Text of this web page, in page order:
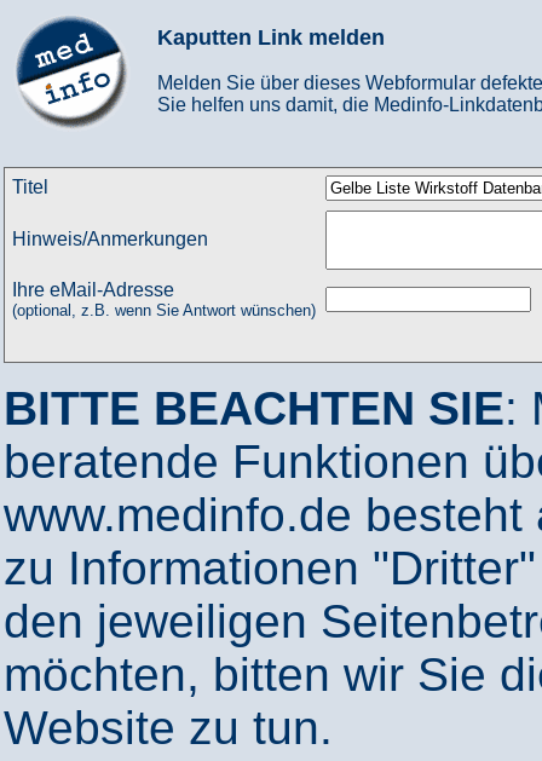
Kaputten Link melden
Melden Sie über dieses Webformular
Sie helfen uns damit, die Medinfo-
Titel
Hinweis/Anmerkungen
Ihre eMail-Adresse
(optional, z.B. wenn Sie Antwort wünschen)
BITTE BEACHTEN SIE:
beratende Funktionen
www.medinfo.de
zu Informationen
den jeweiligen
möchten, bitten wir Sie
Website zu tun.